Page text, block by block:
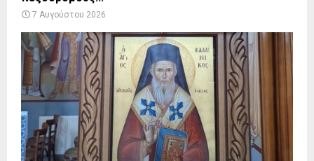
7 Αυγούστου 2026